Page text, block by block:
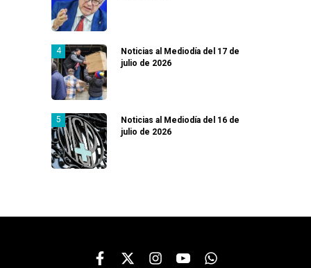
Noticias al Mediodía del 17 de
julio de 2026
Noticias al Mediodía del 16 de
julio de 2026